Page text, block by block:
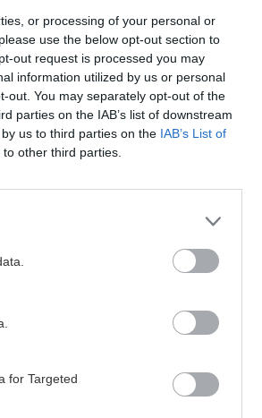
or processing of your personal or
use the below opt-out section to
out request is processed you may
information utilized by us or personal
out. You may separately opt-out of the
parties on the IAB’s list of downstream
us to third parties on the IAB’s List of
other third parties.
for Targeted
Τροχαίας
υψηλού
δραση
στην
ενός